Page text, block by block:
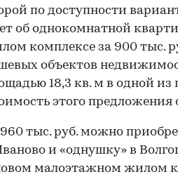
по доступности
об однокомнатной
комплексе за 900 тыс.
объектов
18,3 кв. м в одной из
этого предложения
тыс. руб. можно
и «однушку» в
малоэтажном жилом